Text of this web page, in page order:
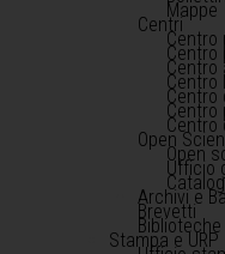
Mappe
Centri
Centro
Centro
Centro
Centro
Centro
Centro
Centro
Open
Open
Ufficio
Archivi e
Brevetti
Biblioteche
Stampa e URP